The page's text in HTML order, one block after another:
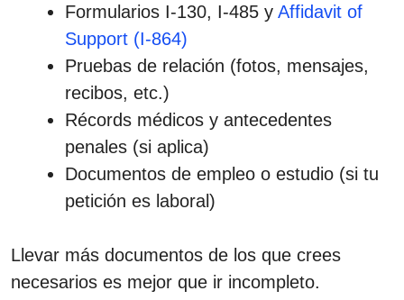
Formularios I-130, I-485 y Affidavit of
Support (I-864)
Pruebas de relación (fotos, mensajes,
recibos, etc.)
Récords médicos y antecedentes
penales (si aplica)
Documentos de empleo o estudio (si tu
petición es laboral)
Llevar más documentos de los que crees
necesarios es mejor que ir incompleto.